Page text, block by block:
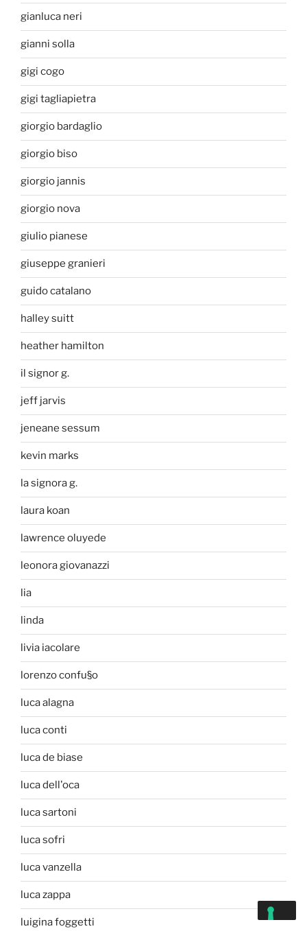
gianluca neri
gianni solla
gigi cogo
gigi tagliapietra
giorgio bardaglio
giorgio biso
giorgio jannis
giorgio nova
giulio pianese
giuseppe granieri
guido catalano
halley suitt
heather hamilton
il signor g.
jeff jarvis
jeneane sessum
kevin marks
la signora g.
laura koan
lawrence oluyede
leonora giovanazzi
lia
linda
livia iacolare
lorenzo confu§o
luca alagna
luca conti
luca de biase
luca dell'oca
luca sartoni
luca sofri
luca vanzella
luca zappa
luigina foggetti